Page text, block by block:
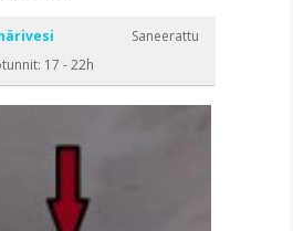
Saneerattu
17 - 22h